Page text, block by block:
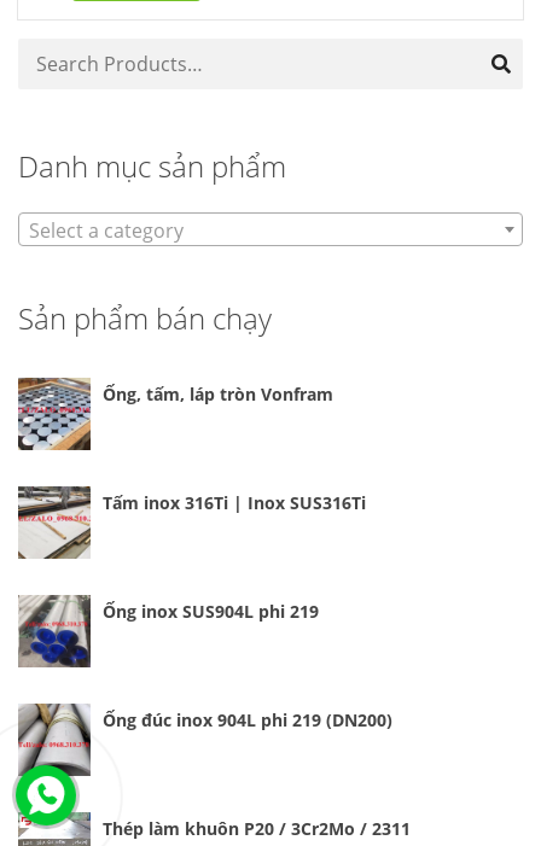
Danh mục sản phẩm
Select a category
Sản phẩm bán chạy
Ống, tấm, láp tròn Vonfram
Tấm inox 316Ti | Inox SUS316Ti
Ống inox SUS904L phi 219
Ống đúc inox 904L phi 219 (DN200)
Thép làm khuôn P20 / 3Cr2Mo / 2311